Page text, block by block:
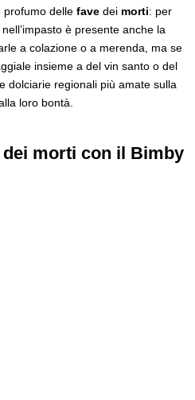
profumo delle fave dei morti: per
è presente anche la
a colazione o a merenda, ma se
insieme a del vin santo o del
dolciarie regionali più amate sulla
loro bontà.
dei morti con il Bimby